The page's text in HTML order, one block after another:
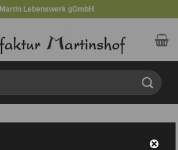
Lebenswerk gGmbH